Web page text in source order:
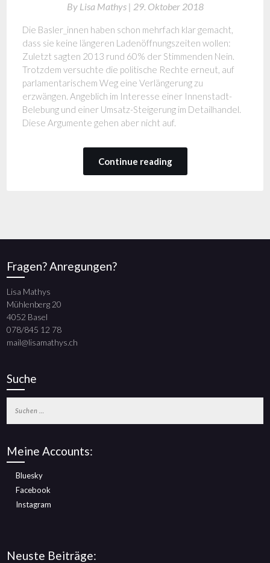
By Lisa Mathys | 29. Oktober 2018
Die Basler_innen haben schon mehrfach klar gemacht,
dass sie keine längeren Ladenöffnungszeiten wollen:
Zuletzt sagten 2013 rund 60% der Stimmenden Nein.
Trotzdem versuchte die politische Rechte erneut, auf
parlamentarischem Weg eine Verlängerung zu
erzwängen. Angeblich im Interesse einer Innenstadt-
Belebung und einer Umsatz-Steigerung im Detailhandel.
Diese Argumente gehen aber nicht auf.
Continue reading
Fragen? Anregungen?
Lisa Mathys
Mühlenberg 20
4052 Basel
078/845 12 78
mail@lisamathys.ch
Suche
nach:
Meine Accounts:
Bluesky
Facebook
Instagram
Neuste Beiträge: